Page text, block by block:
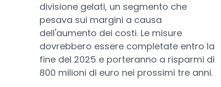
divisione gelati, un segmento che
pesava sui margini a causa
dell'aumento dei costi. Le misure
dovrebbero essere completate entro la
fine del 2025 e porteranno a risparmi di
800 milioni di euro nei prossimi tre anni.